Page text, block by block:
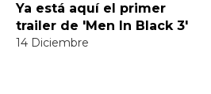
Ya está aquí el primer
trailer de 'Men In Black 3'
14 Diciembre